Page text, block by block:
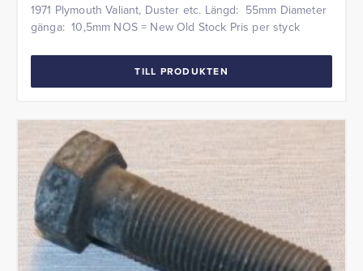
1971 Plymouth Valiant, Duster etc. Längd: 55mm Diameter
gänga: 10,5mm NOS = New Old Stock Pris per styck
TILL PRODUKTEN